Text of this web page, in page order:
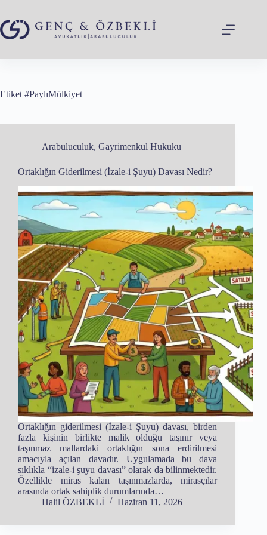
content
Etiket #PaylıMülkiyet
Arabuluculuk, Gayrimenkul Hukuku
Ortaklığın Giderilmesi (İzale-i Şuyu) Davası Nedir?
Ortaklığın giderilmesi (İzale-i Şuyu) davası, birden
fazla kişinin birlikte malik olduğu taşınır veya
taşınmaz mallardaki ortaklığın sona erdirilmesi
amacıyla açılan davadır. Uygulamada bu dava
sıklıkla “izale-i şuyu davası” olarak da bilinmektedir.
Özellikle miras kalan taşınmazlarda, mirasçılar
arasında ortak sahiplik durumlarında…
Halil ÖZBEKLİ
Haziran 11, 2026